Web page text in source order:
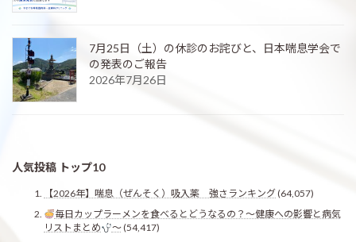
7月25日（土）の休診のお詫びと、日本喘息学会で
の発表のご報告
2026年7月26日
人気投稿 トップ10
【2026年】喘息（ぜんそく）吸入薬 強さランキング(64,057)
毎日カップラーメンを食べるとどうなるの？〜健康への影響と病気
リストまとめ
〜(54,417)